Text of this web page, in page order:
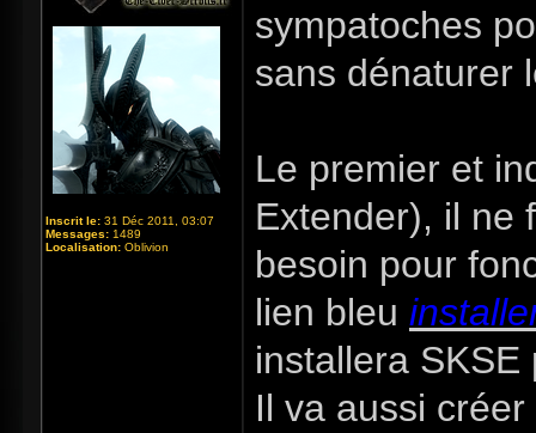
Inscrit le: 31 Déc 2011, 03:07
Messages: 1489
Localisation: Oblivion
sympatoches
sans dénaturer
Le premier et
Extender), il ne
besoin pour
lien bleu
installera SKSE
Il va aussi